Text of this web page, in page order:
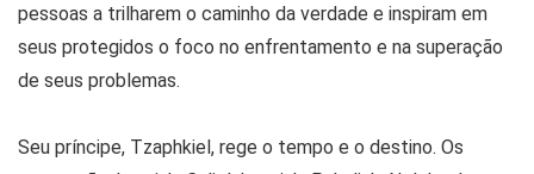
pessoas a trilharem o caminho da verdade e inspiram em
seus protegidos o foco no enfrentamento e na superação
de seus problemas.
Seu príncipe, Tzaphkiel, rege o tempo e o destino. Os